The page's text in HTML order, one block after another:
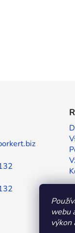
webu
výkon